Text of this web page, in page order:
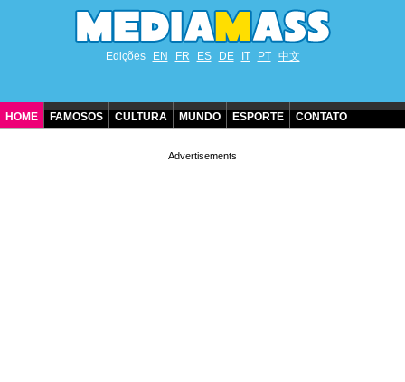
Edições EN FR ES DE IT PT 中文
HOME FAMOSOS CULTURA MUNDO ESPORTE CONTATO